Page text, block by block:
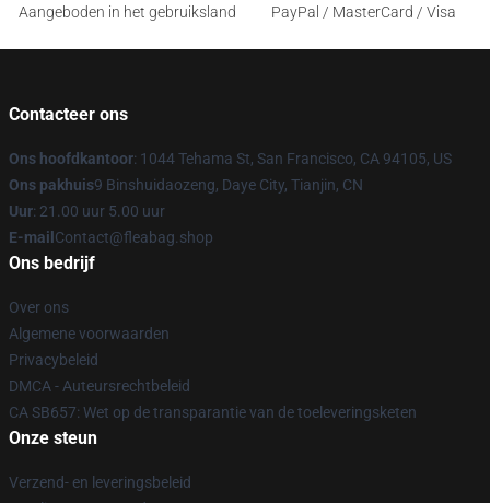
Aangeboden in het gebruiksland
PayPal / MasterCard / Visa
Contacteer ons
Ons hoofdkantoor: 1044 Tehama St, San Francisco, CA 94105, US
Ons pakhuis9 Binshuidaozeng, Daye City, Tianjin, CN
Uur: 21.00 uur 5.00 uur
E-mail Contact@fleabag.shop
Ons bedrijf
Over ons
Algemene voorwaarden
Privacybeleid
DMCA - Auteursrechtbeleid
CA SB657: Wet op de transparantie van de toeleveringsketen
Onze steun
Verzend- en leveringsbeleid